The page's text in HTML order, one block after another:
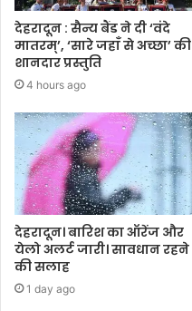
देहरादून : सैन्य बैंड ने दी ‘वंदे
मातरम्’, ‘सारे जहाँ से अच्छा’ की
शानदार प्रस्तुति
4 hours ago
देहरादून। बारिश का ऑरेंज और
येलो अलर्ट जारी। सावधान रहने
की सलाह
1 day ago